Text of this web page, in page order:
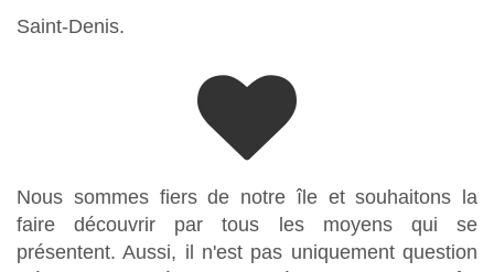
Saint-Denis.
Nous sommes fiers de notre île et souhaitons la
faire découvrir par tous les moyens qui se
présentent. Aussi, il n'est pas uniquement question